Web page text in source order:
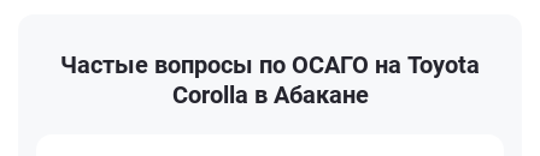
Частые вопросы по ОСАГО на Toyota
Corolla в Абакане